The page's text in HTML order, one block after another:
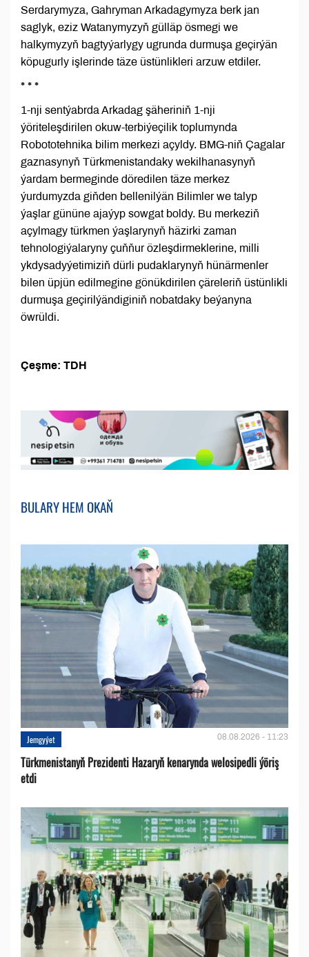
Serdarymyza, Gahryman Arkadagymyza berk jan
saglyk, eziz Watanymyzyň gülläp ösmegi we
halkymyzyň bagtyýarlygy ugrunda durmuşa geçirýän
köpugurly işlerinde täze üstünlikleri arzuw etdiler.
* * *
1-nji sentýabrda Arkadag şäheriniň 1-nji
ýöriteleşdirilen okuw-terbiýeçilik toplumynda
Robototehnika bilim merkezi açyldy. BMG-niň Çagalar
gaznasynyň Türkmenistandaky wekilhanasynyň
ýardam bermeginde döredilen täze merkez
ýurdumyzda giňden bellenilýän Bilimler we talyp
ýaşlar gününe ajaýyp sowgat boldy. Bu merkeziň
açylmagy türkmen ýaşlarynyň häzirki zaman
tehnologiýalaryny çuňňur özleşdirmeklerine, milli
ykdysadyýetimiziň dürli pudaklarynyň hünärmenler
bilen üpjün edilmegine gönükdirilen çäreleriň üstünlikli
durmuşa geçirilýändiginiň nobatdaky beýanyna
öwrüldi.
Çeşme: TDH
BULARY HEM OKAŇ
Jemgyýet 08.08.2026 - 11:23
Türkmenistanyň Prezidenti Hazaryň kenarynda welosipedli ýöriş
etdi